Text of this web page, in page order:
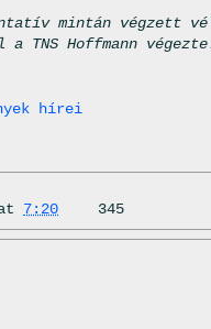
mintán végzett
a TNS Hoffmann
hírei
7:20 345